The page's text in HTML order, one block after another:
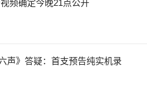
频确定今晚21点公开
声》答疑：首支预告纯实机录